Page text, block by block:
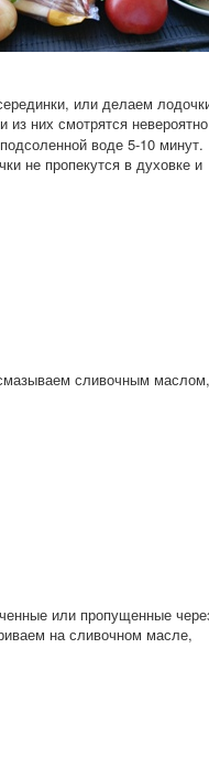
или делаем
них смотрятся
воде 5-10
не пропекутся в духовке и
сливочным маслом,
или пропущенные
на сливочном масле,